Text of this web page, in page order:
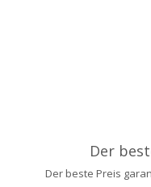
Der
Der beste Preis